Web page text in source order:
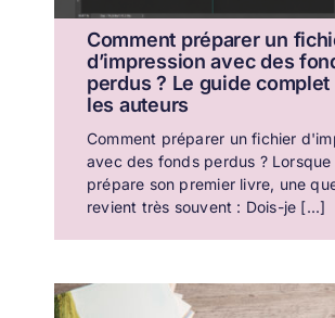
Comment préparer un
d’impression avec des
perdus ? Le guide complet
les auteurs
Comment préparer un fichier
avec des fonds perdus ? Lorsque
prépare son premier livre, une
revient très souvent : Dois-je [...]